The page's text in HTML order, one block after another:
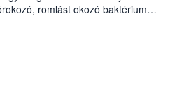
romlást okozó baktériumok
A szabadtéri sütögetés
sütési technikáról szól: legalább
a megfelelő hőkezelés, valamint a
Programja összegyűjtötte a